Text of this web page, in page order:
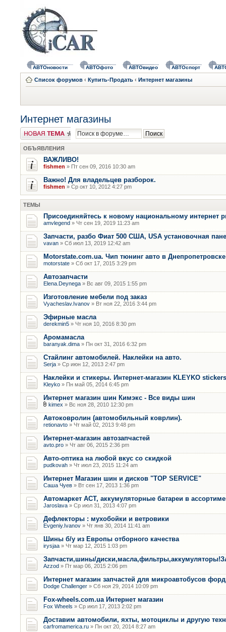
АВТОновости АВТОфото АВТОвидео АВТОспорт
Список форумов ‹ Купить-Продать ‹ Интернет магазины
Интернет магазины
Новая тема
ОБЪЯВЛЕНИЯ
ВАЖЛИВО!
fishmen » Пт сен 09, 2016 10:30 am
Важно! Для владельцев разборок.
fishmen » Ср окт 10, 2012 4:27 pm
ТЕМЫ
Присоединяйтесь к новому национальному интернет
amvlegend » Чт сен 19, 2019 11:23 am
Запчасти, разбо Фиат 500 США, USA установочная
vavan » Сб июл 13, 2019 12:42 am
Motorstate.com.ua. Чип тюнинг авто в
motorstate » Сб окт 17, 2015 3:29 pm
Автозапчасти
Elena.Deynega » Вс авг 09, 2015 1:55 pm
Изготовление мебели под заказ
Vyacheslav.Ivanov » Вт ноя 22, 2016 3:44 pm
Эфирные масла
derekmin5 » Чт ноя 10, 2016 8:30 pm
Аромамасла
baranyak.dima » Пн окт 31, 2016 6:32 pm
Стайлинг автомобилей. Наклейки на авто.
Serja » Ср июн 12, 2013 2:47 pm
Наклейки и стикеры. Интернет-магазин KLEYKO stickers
Kleyko » Пн май 05, 2014 6:45 pm
Интернет магазин шин Кимэкс - Все виды шин
kimex » Вс ноя 28, 2010 12:30 pm
Автоковролин (автомобильный коврлин).
retionavto » Чт май 02, 2013 9:48 pm
Интернет-магазин автозапчастей
avto.pro » Чт авг 06, 2015 2:36 pm
Авто-оптика на любой вкус со скидкой
pudkovah » Чт июл 23, 2015 11:24 am
Интернет Магазин шин и дисков "ТOP SERVICE"
Саша Чуев » Вт сен 17, 2013 1:36 pm
Автомаркет АСТ, аккумуляторные батареи в
Jaroslava » Ср июл 31, 2013 4:07 pm
Дефлекторы : мухобойки и ветровики
Evgeniy.Ivanov » Чт янв 30, 2014 11:41 am
Шины б/у из Европы отборного качества
irysjaa » Чт мар 12, 2015 1:03 pm
Запчасти,шины/
Azzod » Пт мар 06, 2015 2:06 pm
Интернет магазин запчастей для микроавтобусов
Dodge Challenger » Сб ноя 29, 2014 10:09 pm
Fox-wheels.com.ua Интернет магазин
Fox Wheels » Ср июл 17, 2013 2:02 pm
Доставим автомобили, яхты, мотоциклы и другую
carfromamerica.ru » Пн окт 20, 2014 8:27 am